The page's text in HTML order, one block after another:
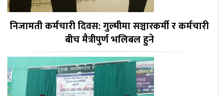
निजामती कर्मचारी दिवस: गुल्मीमा सञ्चारकर्मी र कर्मचारी
बीच मैत्रीपुर्ण भलिबल हुने